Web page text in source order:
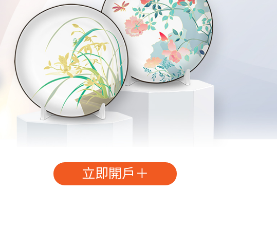
立即開戶＋